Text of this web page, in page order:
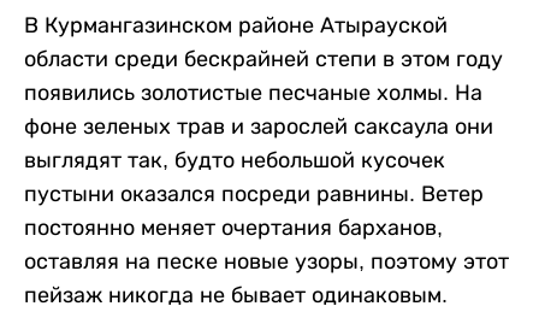
В Курмангазинском районе Атырауской
области среди бескрайней степи в этом году
появились золотистые песчаные холмы. На
фоне зеленых трав и зарослей саксаула они
выглядят так, будто небольшой кусочек
пустыни оказался посреди равнины. Ветер
постоянно меняет очертания барханов,
оставляя на песке новые узоры, поэтому этот
пейзаж никогда не бывает одинаковым.